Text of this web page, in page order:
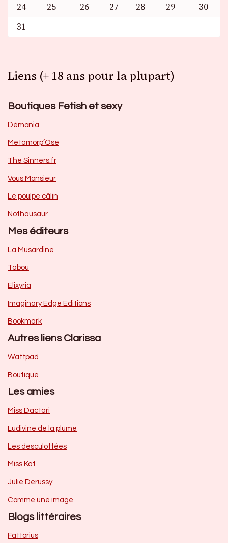
24
25 26 27 28 29
30
31
Liens (+ 18 ans pour la plupart)
Boutiques Fetish et sexy
Dèmonia
Metamorp’Ose
The Sinners.fr
Vous Monsieur
Le poulpe câlin
Nothausaur
Mes éditeurs
La Musardine
Tabou
Elixyria
Imaginary Edge Editions
Bookmark
Autres liens Clarissa
Wattpad
Boutique
Les amies
Miss Dactari
Ludivine de la plume
Les desculottées
Miss Kat
Julie Derussy
Comme une image
Blogs littéraires
Fattorius